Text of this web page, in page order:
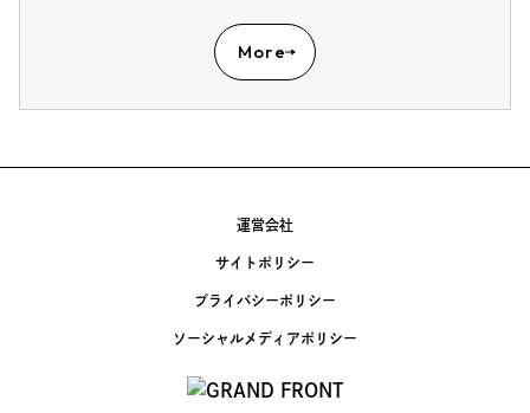
More
運営会社
サイトポリシー
プライバシーポリシー
ソーシャルメディアポリシー